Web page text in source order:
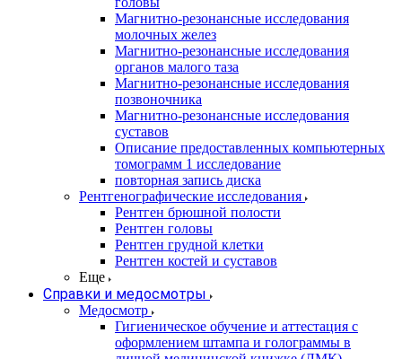
Магнитно-резонансные исследования
молочных желез
Магнитно-резонансные исследования
органов малого таза
Магнитно-резонансные исследования
позвоночника
Магнитно-резонансные исследования
суставов
Описание предоставленных компьютерных
томограмм 1 исследование
повторная запись диска
Рентгенографические исследования
Рентген брюшной полости
Рентген головы
Рентген грудной клетки
Рентген костей и суставов
Еще
Справки и медосмотры
Медосмотр
Гигиеническое обучение и аттестация с
оформлением штампа и голограммы в